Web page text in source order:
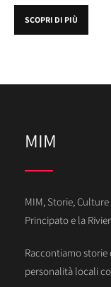
SCOPRI DI PIÙ
MIM
MIM, Storie,
Principato e la
Raccontiamo
personalità locali